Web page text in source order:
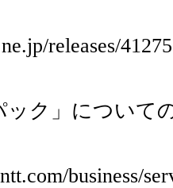
releases/
ク」について
business/